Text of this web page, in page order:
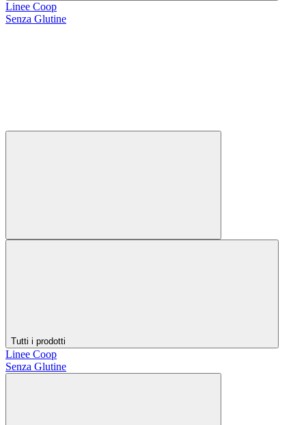
Linee Coop
Senza Glutine
Tutti i prodotti
Linee Coop
Senza Glutine